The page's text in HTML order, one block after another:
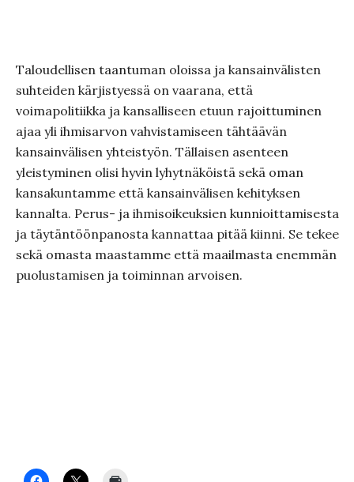
Taloudellisen taantuman oloissa ja kansainvälisten
suhteiden kärjistyessä on vaarana, että
voimapolitiikka ja kansalliseen etuun rajoittuminen
ajaa yli ihmisarvon vahvistamiseen tähtäävän
kansainvälisen yhteistyön. Tällaisen asenteen
yleistyminen olisi hyvin lyhytnäköistä sekä oman
kansakuntamme että kansainvälisen kehityksen
kannalta. Perus- ja ihmisoikeuksien kunnioittamisesta
ja täytäntöönpanosta kannattaa pitää kiinni. Se tekee
sekä omasta maastamme että maailmasta enemmän
puolustamisen ja toiminnan arvoisen.